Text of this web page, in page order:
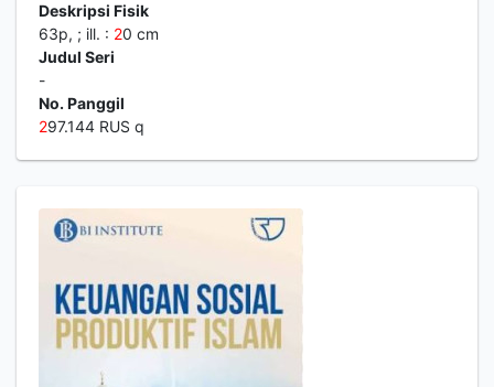
Deskripsi Fisik
63p, ; ill. : 20 cm
Judul Seri
-
No. Panggil
297.144 RUS q